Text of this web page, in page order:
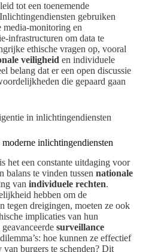
tot een toenemende
gebruiken
media-monitoring en
infrastructuren om data te
ethische vragen op, vooral
veiligheid en individuele
belang dat er een open discussie
die gepaard gaan
inlichtingendiensten
het een constante uitdaging voor
balans te vinden tussen nationale
van individuele rechten.
hebben om de
tegen dreigingen, moeten ze ook
implicaties van hun
surveillance
hoe kunnen ze effectief
burgers te schenden? Dit